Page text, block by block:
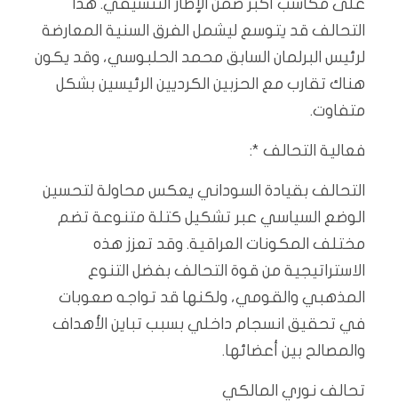
على مكاسب أكبر ضمن الإطار التنسيقي. هذا
التحالف قد يتوسع ليشمل الفرق السنية المعارضة
لرئيس البرلمان السابق محمد الحلبوسي، وقد يكون
هناك تقارب مع الحزبين الكرديين الرئيسين بشكل
متفاوت.
فعالية التحالف *:
التحالف بقيادة السوداني يعكس محاولة لتحسين
الوضع السياسي عبر تشكيل كتلة متنوعة تضم
مختلف المكونات العراقية. وقد تعزز هذه
الاستراتيجية من قوة التحالف بفضل التنوع
المذهبي والقومي، ولكنها قد تواجه صعوبات
في تحقيق انسجام داخلي بسبب تباين الأهداف
والمصالح بين أعضائها.
تحالف نوري المالكي